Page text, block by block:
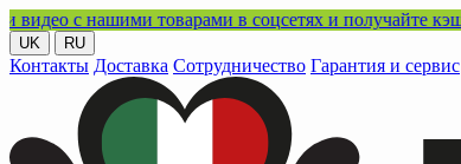
нашими товарами в соцсетях и получайте кэшбэк!
UK RU
Контакты Доставка Сотрудничество Гарантия и сервис